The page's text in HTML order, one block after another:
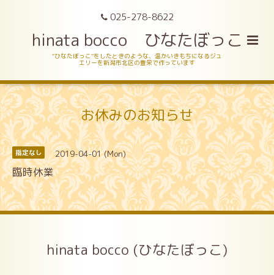
025-278-8622
hinata bocco ひなたぼっこ
“ひなたぼっこ”をしたときのような、温かいきもちになるジュ
エリーを新潟市北区の豊栄で作っています
お休みのお知らせ
指定なし 2019-04-01 (Mon)
臨時休業
hinata bocco (ひなたぼっこ)